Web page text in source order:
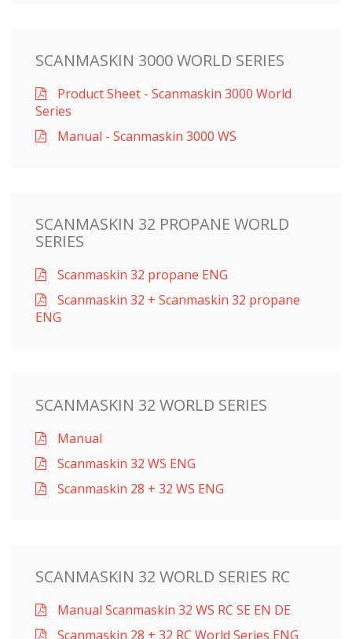
SCANMASKIN 3000 WORLD SERIES
Product Sheet - Scanmaskin 3000 World
Series
Manual - Scanmaskin 3000 WS
SCANMASKIN 32 PROPANE WORLD
SERIES
Scanmaskin 32 propane ENG
Scanmaskin 32 + Scanmaskin 32 propane
ENG
SCANMASKIN 32 WORLD SERIES
Manual
Scanmaskin 32 WS ENG
Scanmaskin 28 + 32 WS ENG
SCANMASKIN 32 WORLD SERIES RC
Manual Scanmaskin 32 WS RC SE EN DE
Scanmaskin 28 + 32 RC World Series ENG